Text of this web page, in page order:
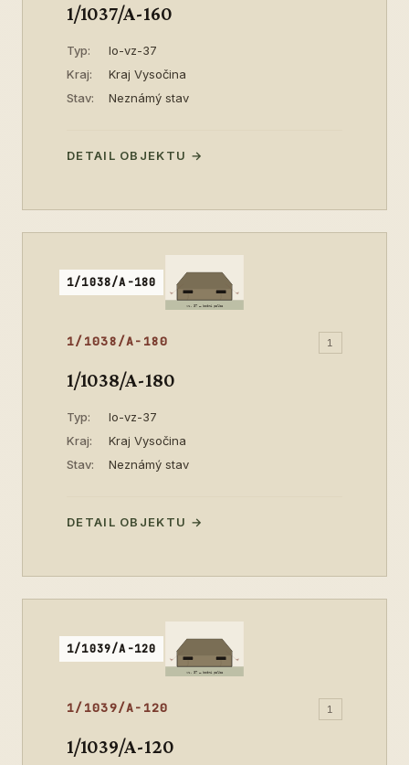
1/1037/A-160
Typ:
lo-vz-37
Kraj:
Kraj Vysočina
Stav:
Neznámý stav
DETAIL OBJEKTU →
1/1038/A-180
1/1038/A-180 1
1/1038/A-180
Typ:
lo-vz-37
Kraj:
Kraj Vysočina
Stav:
Neznámý stav
DETAIL OBJEKTU →
1/1039/A-120
1/1039/A-120 1
1/1039/A-120